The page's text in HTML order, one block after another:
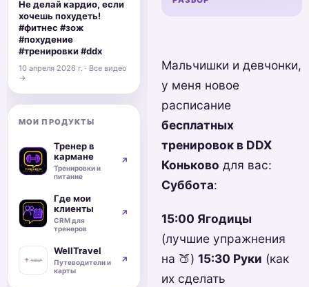
Мальчишки и девчонки,
у меня новое
расписание
бесплатных
тренировок в DDX
Коньково для вас:
Суббота:
15:00 Ягодицы
(лучшие упражнения
на 🍑) 15:30 Руки (как
их сделать
Не делай кардио, если
хочешь похудеть!
#фитнес #зож
#похудение
#тренировки #ddx
10 апреля 2026 г. · Все видео
→
МОИ ПРОДУКТЫ
Тренер в
кармане
Тренировки и
питание
↗
Где мои
клиенты
CRM для
тренеров
↗
WellTravel
Путеводители и
карты
↗